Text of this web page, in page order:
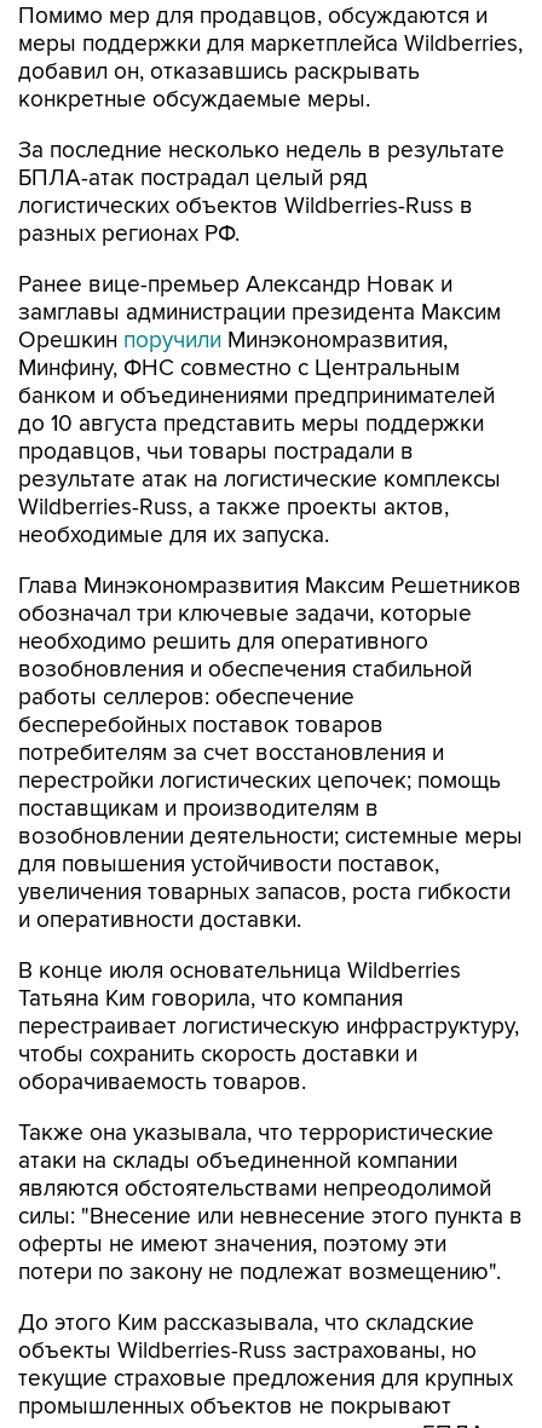
Помимо мер для продавцов, обсуждаются и
меры поддержки для маркетплейса Wildberries,
добавил он, отказавшись раскрывать
конкретные обсуждаемые меры.
За последние несколько недель в результате
БПЛА-атак пострадал целый ряд
логистических объектов Wildberries-Russ в
разных регионах РФ.
Ранее вице-премьер Александр Новак и
замглавы администрации президента Максим
Орешкин поручили Минэкономразвития,
Минфину, ФНС совместно с Центральным
банком и объединениями предпринимателей
до 10 августа представить меры поддержки
продавцов, чьи товары пострадали в
результате атак на логистические комплексы
Wildberries-Russ, а также проекты актов,
необходимые для их запуска.
Глава Минэкономразвития Максим Решетников
обозначал три ключевые задачи, которые
необходимо решить для оперативного
возобновления и обеспечения стабильной
работы селлеров: обеспечение
бесперебойных поставок товаров
потребителям за счет восстановления и
перестройки логистических цепочек; помощь
поставщикам и производителям в
возобновлении деятельности; системные меры
для повышения устойчивости поставок,
увеличения товарных запасов, роста гибкости
и оперативности доставки.
В конце июля основательница Wildberries
Татьяна Ким говорила, что компания
перестраивает логистическую инфраструктуру,
чтобы сохранить скорость доставки и
оборачиваемость товаров.
Также она указывала, что террористические
атаки на склады объединенной компании
являются обстоятельствами непреодолимой
силы: "Внесение или невнесение этого пункта в
оферты не имеют значения, поэтому эти
потери по закону не подлежат возмещению".
До этого Ким рассказывала, что складские
объекты Wildberries-Russ застрахованы, но
текущие страховые предложения для крупных
промышленных объектов не покрывают